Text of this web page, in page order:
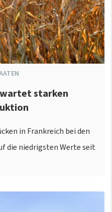
starken
in Frankreich bei den
die niedrigsten Werte seit